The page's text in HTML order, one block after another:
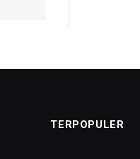
TERPOPULER